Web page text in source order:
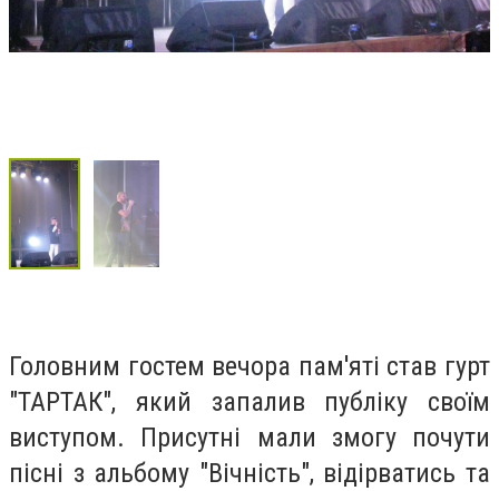
Головним гостем вечора пам'яті став гурт
"ТАРТАК", який запалив публіку своїм
виступом. Присутні мали змогу почути
пісні з альбому "Вічність", відірватись та